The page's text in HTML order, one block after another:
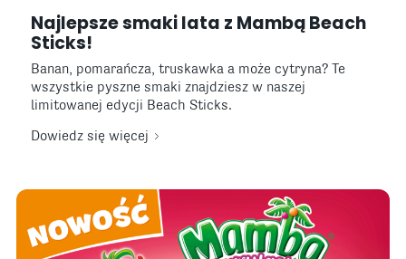
Najlepsze smaki lata z Mambą Beach
Sticks!
Banan, pomarańcza, truskawka a może cytryna? Te
wszystkie pyszne smaki znajdziesz w naszej
limitowanej edycji Beach Sticks.
Dowiedz się więcej